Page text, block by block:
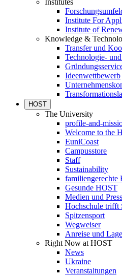
Institutes
Institute For
Institute of
Knowledge &
Transfer und
Technologie-
Ideenwettbewerb
HOST
The University
profile-and-
Welcome to the
EuniCoast
Campusstore
Staff
Sustainability
familiengerechte
Gesunde HOST
Medien und
Hochschule trifft
Spitzensport
Wegweiser
Anreise und
Right Now at HOST
News
Ukraine
Veranstaltungen